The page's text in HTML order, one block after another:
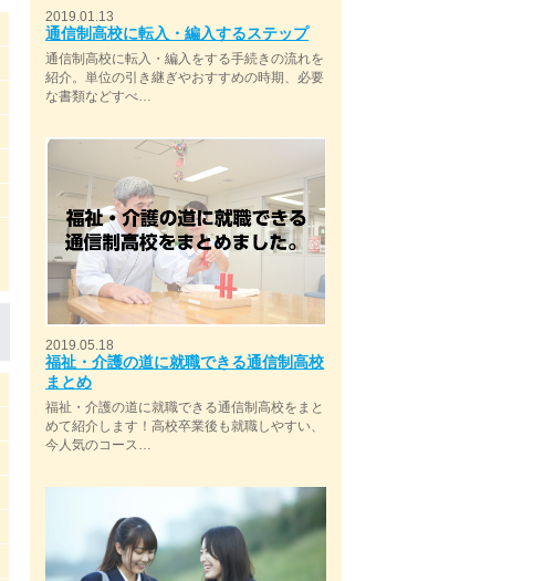
2019.01.13
通信制高校に転入・編入するステップ
通信制高校に転入・編入をする手続きの流れを
紹介。単位の引き継ぎやおすすめの時期、必要
な書類などすべ…
2019.05.18
福祉・介護の道に就職できる通信制高校
まとめ
福祉・介護の道に就職できる通信制高校をまと
めて紹介します！高校卒業後も就職しやすい、
今人気のコース…